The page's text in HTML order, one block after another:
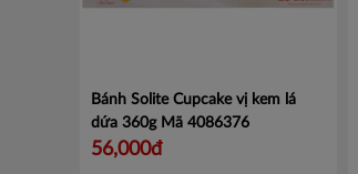
Bánh Solite Cupcake vị kem lá
dứa 360g Mã 4086376
56,000đ